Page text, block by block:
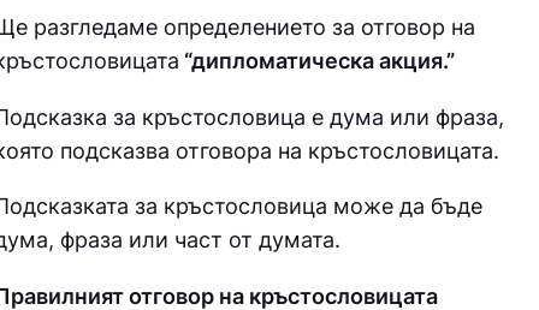
разгледаме определението за отговор на
“дипломатическа акция.”
за кръстословица е дума или фраза,
подсказва отговора на кръстословицата.
за кръстословица може да бъде
фраза или част от думата.
отговор на кръстословицата